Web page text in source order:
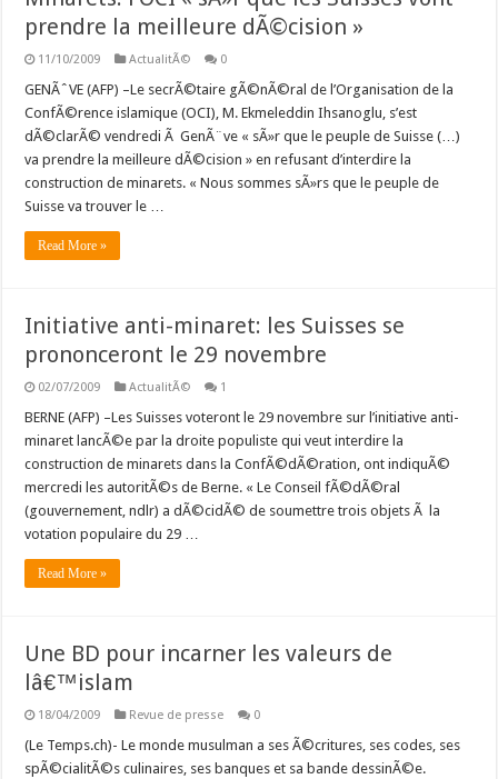
prendre la meilleure dÃ©cision »
11/10/2009 ActualitÃ© 0
GENÃˆVE (AFP) –Le secrÃ©taire gÃ©nÃ©ral de l’Organisation de la
ConfÃ©rence islamique (OCI), M. Ekmeleddin Ihsanoglu, s’est
dÃ©clarÃ© vendredi Ã GenÃ¨ve « sÃ»r que le peuple de Suisse (…)
va prendre la meilleure dÃ©cision » en refusant d’interdire la
construction de minarets. « Nous sommes sÃ»rs que le peuple de
Suisse va trouver le …
Read More »
Initiative anti-minaret: les Suisses se
prononceront le 29 novembre
02/07/2009 ActualitÃ© 1
BERNE (AFP) –Les Suisses voteront le 29 novembre sur l’initiative anti-
minaret lancÃ©e par la droite populiste qui veut interdire la
construction de minarets dans la ConfÃ©dÃ©ration, ont indiquÃ©
mercredi les autoritÃ©s de Berne. « Le Conseil fÃ©dÃ©ral
(gouvernement, ndlr) a dÃ©cidÃ© de soumettre trois objets Ã la
votation populaire du 29 …
Read More »
Une BD pour incarner les valeurs de
lâ€™islam
18/04/2009 Revue de presse 0
(Le Temps.ch)- Le monde musulman a ses Ã©critures, ses codes, ses
spÃ©cialitÃ©s culinaires, ses banques et sa bande dessinÃ©e.